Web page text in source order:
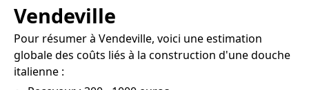
Vendeville
Pour résumer à Vendeville, voici une estimation
globale des coûts liés à la construction d'une douche
italienne :